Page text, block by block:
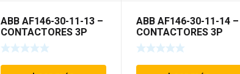
ABB AF146-30-11-13 –
CONTACTORES 3P
TIPO AF
ABB AF146-30-11-14 –
CONTACTORES 3P
TIPO AF